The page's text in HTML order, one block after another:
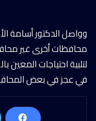
وواصل الدكتور أسامة
محافظات أخرى غير
لتلبية احتياجات
في عجز في بعض